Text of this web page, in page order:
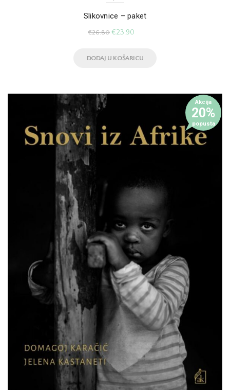
Slikovnice – paket
€26.80 €23.90
DODAJ U KOŠARICU
Akcija
20%
popusta